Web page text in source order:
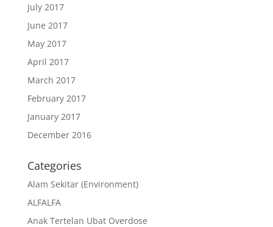
July 2017
June 2017
May 2017
April 2017
March 2017
February 2017
January 2017
December 2016
Categories
Alam Sekitar (Environment)
ALFALFA
Anak Tertelan Ubat Overdose